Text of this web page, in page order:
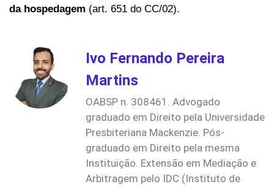
da hospedagem (art. 651 do CC/02).
Ivo Fernando Pereira
Martins
OABSP n. 308461. Advogado
graduado em Direito pela Universidade
Presbiteriana Mackenzie. Pós-
graduado em Direito pela mesma
Instituição. Extensão em Mediação e
Arbitragem pelo IDC (Instituto de